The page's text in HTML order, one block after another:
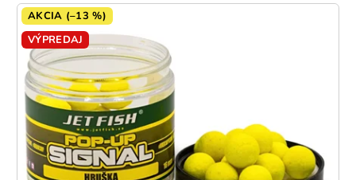
AKCIA (–13 %)
VÝPREDAJ